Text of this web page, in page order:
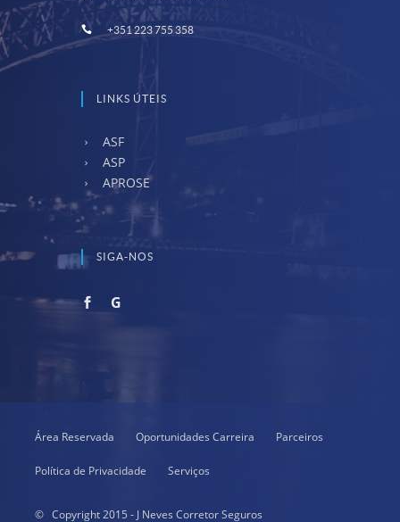
+351 223 755 358
LINKS ÚTEIS
ASF
ASP
APROSE
SIGA-NOS
G
Área Reservada Oportunidades Carreira Parceiros
Política de Privacidade Serviços
© Copyright 2015 - J Neves Corretor Seguros